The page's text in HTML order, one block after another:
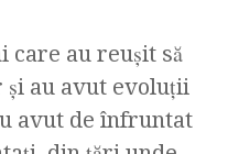
care au reuşit să
şi au avut evoluţii
avut de înfruntat